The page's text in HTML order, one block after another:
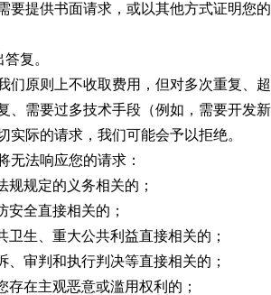
要提供书面请求，或以其他方式证明您
复。
们原则上不收取费用，但对多次重复、
、需要过多技术手段（例如，需要开发
实际的请求，我们可能会予以拒绝。
无法响应您的请求：
规定的义务相关的；
全直接相关的；
生、重大公共利益直接相关的；
审判和执行判决等直接相关的；
在主观恶意或滥用权利的；